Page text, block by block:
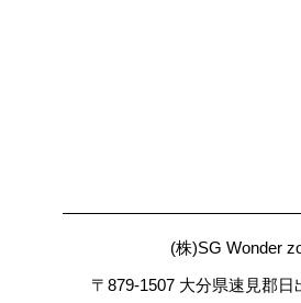
(株)SG Wonder
〒879-1507 大分県速見郡日